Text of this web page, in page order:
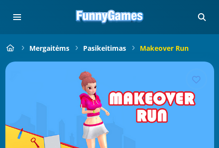
Mergaitėms Pasikeitimas Makeover Run